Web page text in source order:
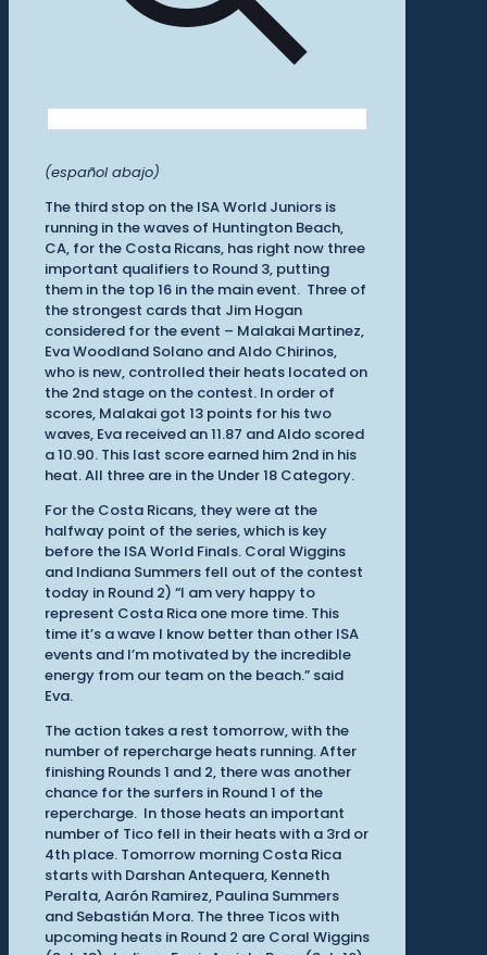
(español abajo)
The third stop on the ISA World Juniors is
running in the waves of Huntington Beach,
CA, for the Costa Ricans, has right now three
important qualifiers to Round 3, putting
them in the top 16 in the main event. Three of
the strongest cards that Jim Hogan
considered for the event – Malakai Martinez,
Eva Woodland Solano and Aldo Chirinos,
who is new, controlled their heats located on
the 2nd stage on the contest. In order of
scores, Malakai got 13 points for his two
waves, Eva received an 11.87 and Aldo scored
a 10.90. This last score earned him 2nd in his
heat. All three are in the Under 18 Category.
For the Costa Ricans, they were at the
halfway point of the series, which is key
before the ISA World Finals. Coral Wiggins
and Indiana Summers fell out of the contest
today in Round 2) “I am very happy to
represent Costa Rica one more time. This
time it’s a wave I know better than other ISA
events and I’m motivated by the incredible
energy from our team on the beach.” said
Eva.
The action takes a rest tomorrow, with the
number of repercharge heats running. After
finishing Rounds 1 and 2, there was another
chance for the surfers in Round 1 of the
repercharge. In those heats an important
number of Tico fell in their heats with a 3rd or
4th place. Tomorrow morning Costa Rica
starts with Darshan Antequera, Kenneth
Peralta, Aarón Ramirez, Paulina Summers
and Sebastián Mora. The three Ticos with
upcoming heats in Round 2 are Coral Wiggins